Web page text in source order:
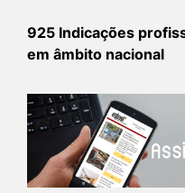
925 Indicações
em âmbito nacional